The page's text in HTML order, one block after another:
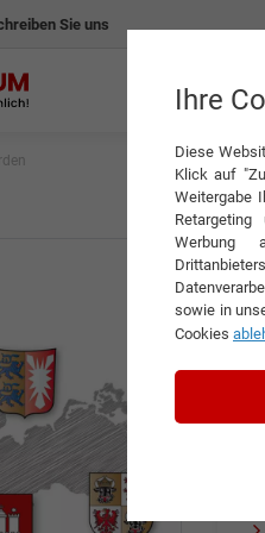
Sie uns
Ihre
Diese
Klick auf
Weitergabe
Werbung
sowie in
Cookies